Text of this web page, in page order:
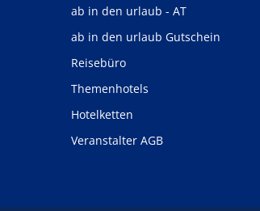
ab in den urlaub - AT
ab in den urlaub Gutschein
Reisebüro
Themenhotels
Hotelketten
Veranstalter AGB